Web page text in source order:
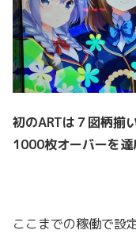
初のARTは７図柄揃
1000枚オーバーを達
ここまでの稼働で設